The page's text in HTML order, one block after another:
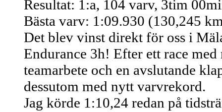
Resultat: 1:a, 104 varv, 3tim
Bästa varv: 1:09.930 (130,245
Det blev vinst direkt för oss i
Endurance 3h! Efter ett race
teamarbete och en avslutande
dessutom med nytt varvrekord.
Jag körde 1:10,24 redan på